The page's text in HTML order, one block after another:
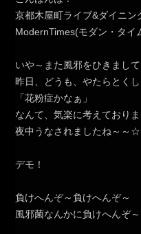
京都木屋町ライブ&ダイニン
ModernTimes(モダン・タイ
いや～また風邪をひきまして
昨日、どうも、やたらとく
「花粉症かなぁ」
なんて、気楽に考えておりま
夜中うなされましたね～～☆
デモ！
負けへんぞ～負けへんぞ～
風邪菌なんかに負けへんぞ～